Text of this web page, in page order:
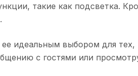
такие как подсветка.
идеальным выбором для
с гостями или